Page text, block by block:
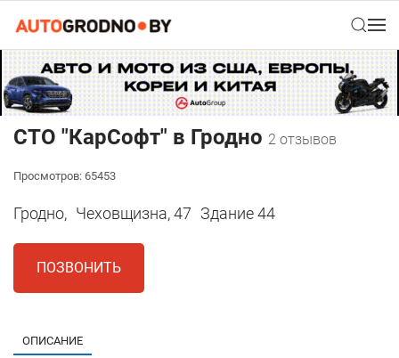
СТО "КарСофт" в Гродно 2 отзывов
Просмотров: 65453
Гродно, Чеховщизна, 47 Здание 44
ПОЗВОНИТЬ
ОПИСАНИЕ